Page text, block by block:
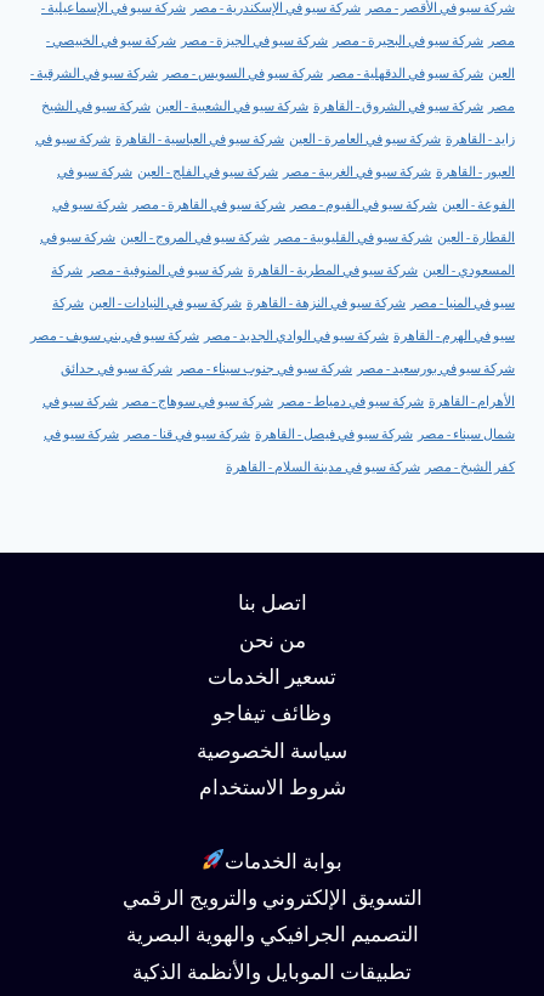
شركة سيو في الأقصر - مصر شركة سيو في الإسكندرية - مصر شركة سيو في الإسماعيلية -
مصر شركة سيو في البحيرة - مصر شركة سيو في الجيزة - مصر شركة سيو في الخبيصي -
العين شركة سيو في الدقهلية - مصر شركة سيو في السويس - مصر شركة سيو في الشرقية -
مصر شركة سيو في الشروق - القاهرة شركة سيو في الشعبية - العين شركة سيو في الشيخ
زايد - القاهرة شركة سيو في العامرة - العين شركة سيو في العباسية - القاهرة شركة سيو في
العبور - القاهرة شركة سيو في الغربية - مصر شركة سيو في الفلج - العين شركة سيو في
الفوعة - العين شركة سيو في الفيوم - مصر شركة سيو في القاهرة - مصر شركة سيو في
القطارة - العين شركة سيو في القليوبية - مصر شركة سيو في المروج - العين شركة سيو في
المسعودي - العين شركة سيو في المطرية - القاهرة شركة سيو في المنوفية - مصر شركة
سيو في المنيا - مصر شركة سيو في النزهة - القاهرة شركة سيو في النيادات - العين شركة
سيو في الهرم - القاهرة شركة سيو في الوادي الجديد - مصر شركة سيو في بني سويف - مصر
شركة سيو في بورسعيد - مصر شركة سيو في جنوب سيناء - مصر شركة سيو في حدائق
الأهرام - القاهرة شركة سيو في دمياط - مصر شركة سيو في سوهاج - مصر شركة سيو في
شمال سيناء - مصر شركة سيو في فيصل - القاهرة شركة سيو في قنا - مصر شركة سيو في
كفر الشيخ - مصر شركة سيو في مدينة السلام - القاهرة
اتصل بنا
من نحن
تسعير الخدمات
وظائف تيفاجو
سياسة الخصوصية
شروط الاستخدام
بوابة الخدمات
التسويق الإلكتروني والترويج الرقمي
التصميم الجرافيكي والهوية البصرية
تطبيقات الموبايل والأنظمة الذكية